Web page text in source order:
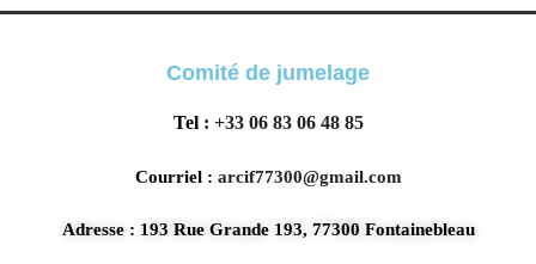
Comité de jumelage
Tel : +33 06 83 06 48 85
Courriel : arcif77300@gmail.com
Adresse : 193 Rue Grande 193, 77300 Fontainebleau